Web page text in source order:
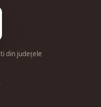
din județele